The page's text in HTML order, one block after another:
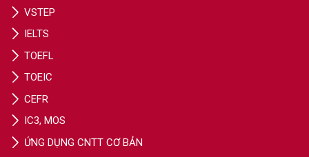
VSTEP
ỨNG DỤNG CNTT CƠ BẢN
IC3, MOS
IELTS
TOEFL
TOEIC
CEFR